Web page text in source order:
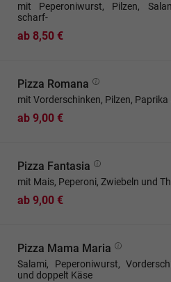
mit Peperoniwurst, Pilzen,
scharf-
ab 8,50 €
Pizza Romana
mit Vorderschinken, Pilzen, Paprika
ab 9,00 €
Pizza Fantasia
mit Mais, Peperoni, Zwiebeln und
ab 9,00 €
Pizza Mama Maria
Salami, Peperoniwurst,
und doppelt Käse